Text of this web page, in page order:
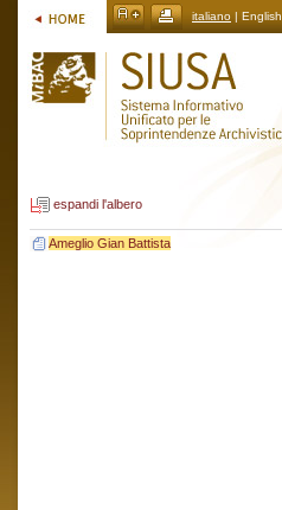
italiano | English
espandi l'albero
Ameglio Gian Battista